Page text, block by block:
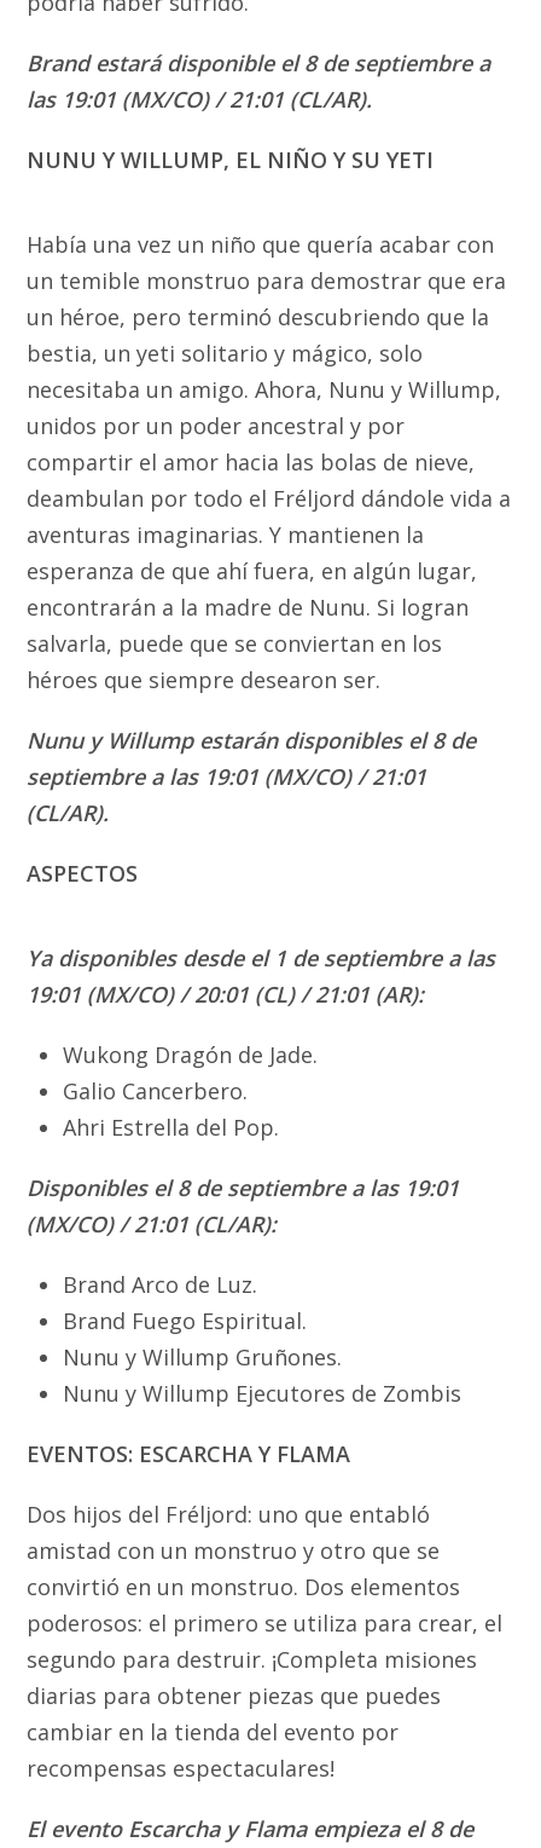
Brand estará disponible el 8 de septiembre a
las 19:01 (MX/CO) / 21:01 (CL/AR).
NUNU Y WILLUMP, EL NIÑO Y SU YETI
Había una vez un niño que quería acabar con
un temible monstruo para demostrar que era
un héroe, pero terminó descubriendo que la
bestia, un yeti solitario y mágico, solo
necesitaba un amigo. Ahora, Nunu y Willump,
unidos por un poder ancestral y por
compartir el amor hacia las bolas de nieve,
deambulan por todo el Fréljord dándole vida a
aventuras imaginarias. Y mantienen la
esperanza de que ahí fuera, en algún lugar,
encontrarán a la madre de Nunu. Si logran
salvarla, puede que se conviertan en los
héroes que siempre desearon ser.
Nunu y Willump estarán disponibles el 8 de
septiembre a las 19:01 (MX/CO) / 21:01
(CL/AR).
ASPECTOS
Ya disponibles desde el 1 de septiembre a las
19:01 (MX/CO) / 20:01 (CL) / 21:01 (AR):
Wukong Dragón de Jade.
Galio Cancerbero.
Ahri Estrella del Pop.
Disponibles el 8 de septiembre a las 19:01
(MX/CO) / 21:01 (CL/AR):
Brand Arco de Luz.
Brand Fuego Espiritual.
Nunu y Willump Gruñones.
Nunu y Willump Ejecutores de Zombis
EVENTOS: ESCARCHA Y FLAMA
Dos hijos del Fréljord: uno que entabló
amistad con un monstruo y otro que se
convirtió en un monstruo. Dos elementos
poderosos: el primero se utiliza para crear, el
segundo para destruir. ¡Completa misiones
diarias para obtener piezas que puedes
cambiar en la tienda del evento por
recompensas espectaculares!
El evento Escarcha y Flama empieza el 8 de